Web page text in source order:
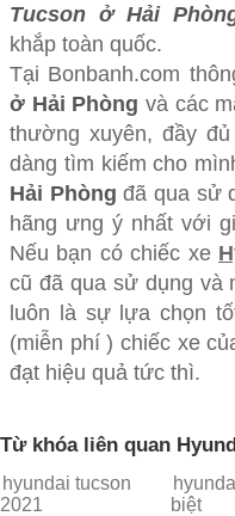
Tucson ở Hải
khắp toàn quốc.
Tại Bonbanh.com
ở Hải Phòng và các
thường xuyên, đầy
dàng tìm kiếm cho
Hải Phòng đã qua sử
hãng ưng ý nhất với
Nếu bạn có chiếc xe
cũ đã qua sử dụng và
luôn là sự lựa chọn
(miễn phí ) chiếc xe
đạt hiệu quả tức thì.
Từ khóa liên quan
hyundai tucson
2021
biệt